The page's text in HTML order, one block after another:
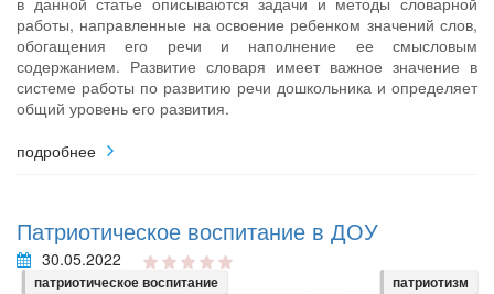
работы, направленные на освоение ребенком значений слов,
обогащения его речи и наполнение ее смысловым
содержанием. Развитие словаря имеет важное значение в
системе работы по развитию речи дошкольника и определяет
общий уровень его развития.
подробнее
Патриотическое воспитание в ДОУ
30.05.2022
патриотическое воспитание
патриотизм